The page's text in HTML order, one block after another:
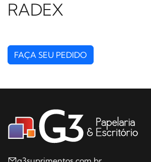
RADEX
FAÇA SEU PEDIDO